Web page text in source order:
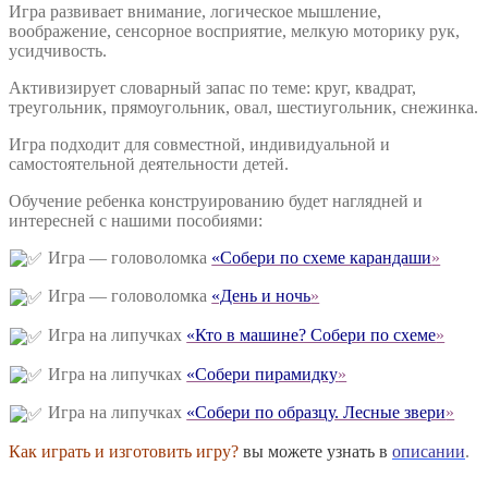
Игра развивает внимание, логическое мышление,
воображение, сенсорное восприятие, мелкую моторику рук,
усидчивость.
Активизирует словарный запас по теме: круг, квадрат,
треугольник, прямоугольник, овал, шестиугольник, снежинка.
Игра подходит для совместной, индивидуальной и
самостоятельной деятельности детей.
Обучение ребенка конструированию будет наглядней и
интересней с нашими пособиями:
Игра — головоломка «Собери по схеме карандаши»
Игра — головоломка «День и ночь»
Игра на липучках «Кто в машине? Собери по схеме»
Игра на липучках «Собери пирамидку»
Игра на липучках «Собери по образцу. Лесные звери»
Как играть и изготовить игру? вы можете узнать в описании.